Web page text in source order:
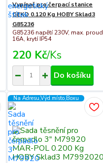
Vypínač pro čerpací stanice
GEKO 0.120 Kg HOBY Sklad3
G85236
G85236 napětí 230V, max. proud
16A, krytí IP54
220 Kč/Ks
Do košíku
Na Adresu,Výd.místo,Boxu